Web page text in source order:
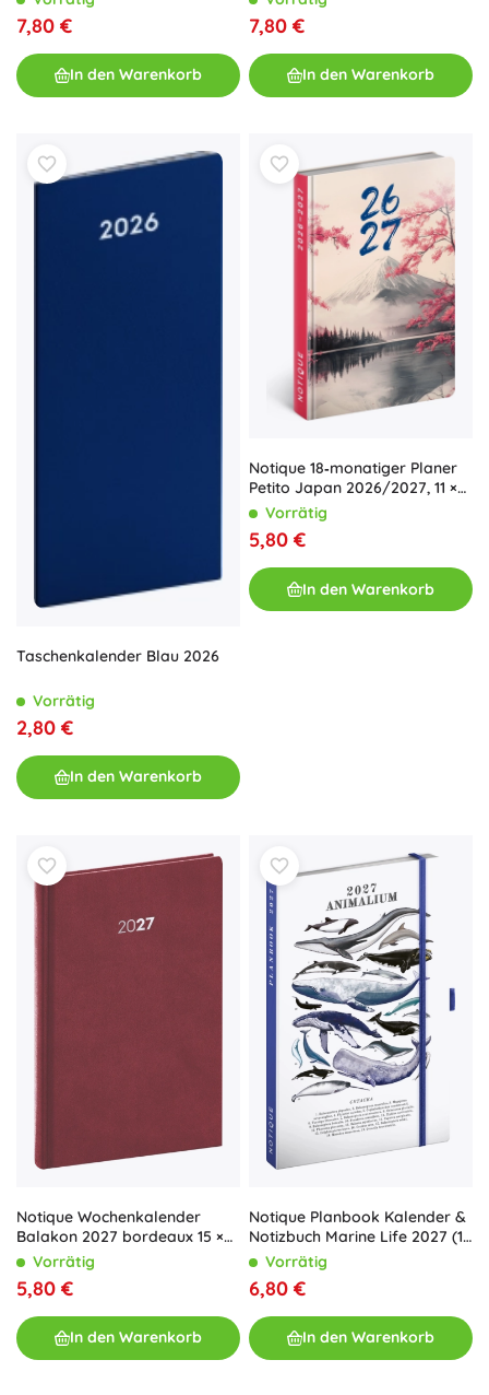
7,80 €
In den Warenkorb
7,80 €
In den Warenkorb
Taschenkalender Blau 2026
Vorrätig
2,80 €
In den Warenkorb
Notique 18‑monatiger Planer
Petito Japan 2026/2027, 11 ×
16 cm
Vorrätig
5,80 €
In den Warenkorb
Notique Wochenkalender
Balakon 2027 bordeaux 15 ×
21 cm
Vorrätig
5,80 €
In den Warenkorb
Notique Planbook Kalender &
Notizbuch Marine Life 2027 (13
× 21 cm)
Vorrätig
6,80 €
In den Warenkorb